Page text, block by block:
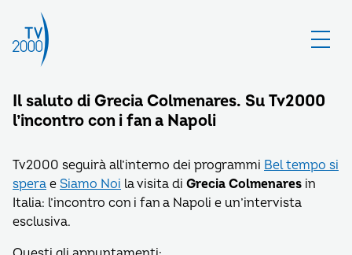
Il saluto di Grecia Colmenares. Su Tv2000
l’incontro con i fan a Napoli
Tv2000 seguirà all’interno dei programmi Bel tempo si
spera e Siamo Noi la visita di Grecia Colmenares in
Italia: l’incontro con i fan a Napoli e un’intervista
esclusiva.